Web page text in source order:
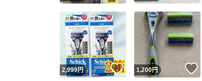
2,999円 いいね！
1,200円